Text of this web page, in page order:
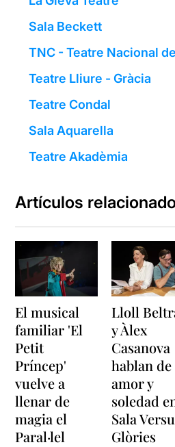
Sala Beckett
TNC - Teatre Nacional
Teatre Lliure - Gràcia
Teatre Condal
Sala Aquarella
Teatre Akadèmia
Artículos
El musical
familiar 'El
Petit
Príncep'
vuelve a
llenar de
magia el
Paral·lel
Lloll
y Àlex
Casanova
hablan de
amor y
soledad
Sala
Glòries